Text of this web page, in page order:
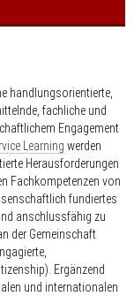
handlungsorientierte,
fachliche und
Engagement
Learning werden
Herausforderungen
Fachkompetenzen von
fundiertes
anschlussfähig zu
der Gemeinschaft
Ergänzend
und internationalen